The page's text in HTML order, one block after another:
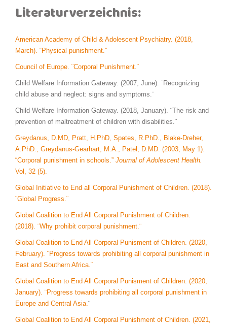
Literaturverzeichnis:
American Academy of Child & Adolescent Psychiatry. (2018,
March). “Physical punishment.”
Council of Europe. ¨Corporal Punishment.¨
Child Welfare Information Gateway. (2007, June). ¨Recognizing
child abuse and neglect: signs and symptoms.¨
Child Welfare Information Gateway. (2018, January). ¨The risk and
prevention of maltreatment of children with disabilities.¨
Greydanus, D.MD, Pratt, H.PhD, Spates, R.PhD., Blake-Dreher,
A.PhD., Greydanus-Gearhart, M.A., Patel, D.MD. (2003, May 1).
“Corporal punishment in schools.” Journal of Adolescent Health.
Vol, 32 (5).
Global Initiative to End all Corporal Punishment of Children. (2018).
¨Global Progress.¨
Global Coalition to End All Corporal Punishment of Children.
(2018). ¨Why prohibit corporal punishment.¨
Global Coalition to End All Corporal Punisment of Children. (2020,
February). ¨Progress towards prohibiting all corporal punishment in
East and Southern Africa.¨
Global Coalition to End All Corporal Punisment of Children. (2020,
January). ¨Progress towards prohibiting all corporal punishment in
Europe and Central Asia. ¨
Global Coalition to End All Corporal Punishment of Children. (2021,